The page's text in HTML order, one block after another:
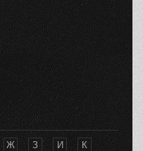
Ж З И К